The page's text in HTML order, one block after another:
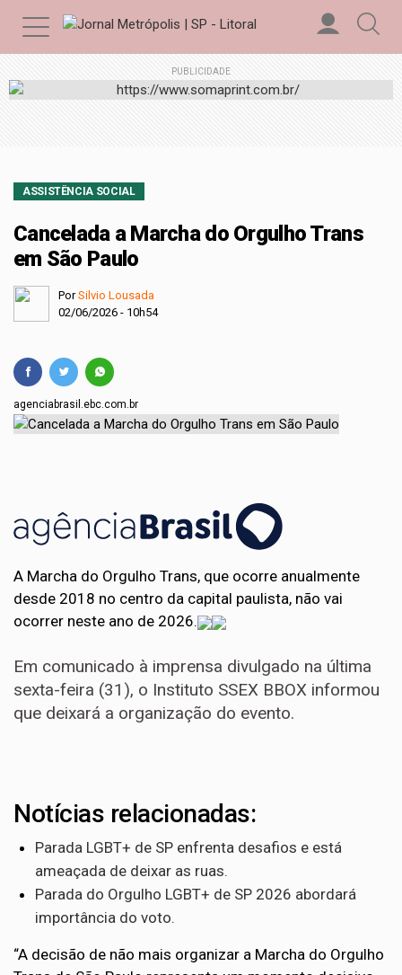
PUBLICIDADE
ASSISTÊNCIA SOCIAL
Cancelada a Marcha do Orgulho Trans
em São Paulo
PorSilvio Lousada
02/06/2026 - 10h54
agenciabrasil.ebc.com.br
A Marcha do Orgulho Trans, que ocorre anualmente
desde 2018 no centro da capital paulista, não vai
ocorrer neste ano de 2026.
Em comunicado à imprensa divulgado na última
sexta-feira (31), o Instituto SSEX BBOX informou
que deixará a organização do evento.
Notícias relacionadas:
Parada LGBT+ de SP enfrenta desafios e está
ameaçada de deixar as ruas.
Parada do Orgulho LGBT+ de SP 2026 abordará
importância do voto.
“A decisão de não mais organizar a Marcha do Orgulho